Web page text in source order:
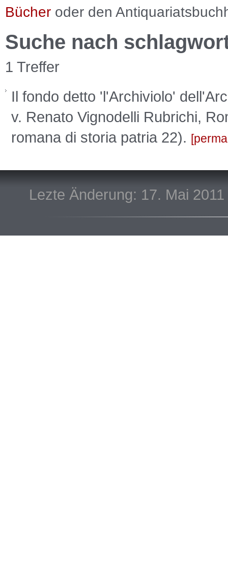
Bücher oder den
Suche nach
1 Treffer
Il fondo detto 'l'Archiviolo'
v. Renato Vignodelli Rubrichi,
romana di storia patria 22).
Lezte Änderung: 17. Mai